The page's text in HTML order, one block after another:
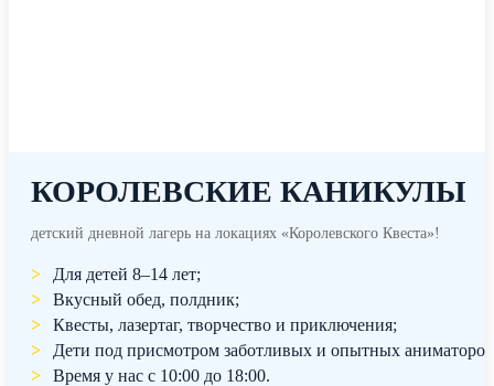
КОРОЛЕВСКИЕ КАНИКУЛЫ
детский дневной лагерь на локациях «Королевского Квеста»!
Для детей 8–14 лет;
Вкусный обед, полдник;
Квесты, лазертаг, творчество и приключения;
Дети под присмотром заботливых и опытных
Время у нас с 10:00 до 18:00.